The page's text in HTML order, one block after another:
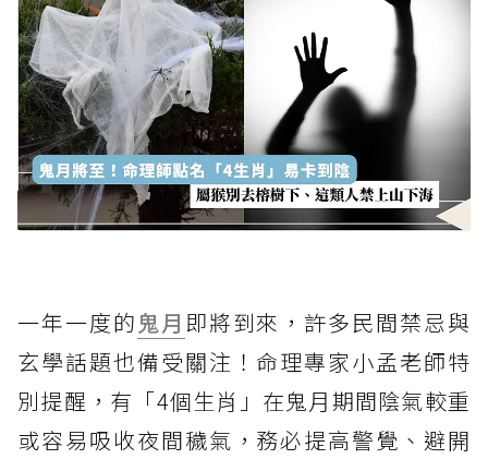
一年一度的鬼月 即將到來，許多民間禁忌與
玄學話題也備受關注！命理專家小孟老師特
別提醒，有「4個生肖」在鬼月期間陰氣較重
或容易吸收夜間穢氣，務必提高警覺、避開